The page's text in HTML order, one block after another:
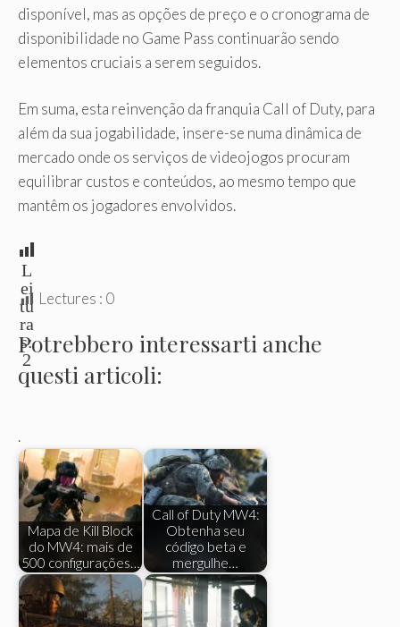
disponível, mas as opções de preço e o cronograma de
disponibilidade no Game Pass continuarão sendo
elementos cruciais a serem seguidos.
Em suma, esta reinvenção da franquia Call of Duty, para
além da sua jogabilidade, insere-se numa dinâmica de
mercado onde os serviços de videojogos procuram
equilibrar custos e conteúdos, ao mesmo tempo que
mantêm os jogadores envolvidos.
L
ei
tu
ra
s:
2
Lectures : 0
Potrebbero interessarti anche
questi articoli:
.
Mapa de Kill Block
do MW4: mais de
500 configurações…
Call of Duty MW4:
Obtenha seu
código beta e
mergulhe…